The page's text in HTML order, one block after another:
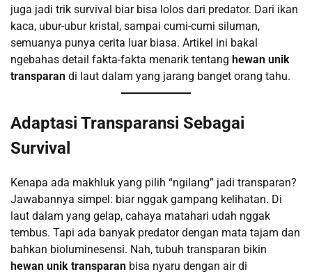
juga jadi trik survival biar bisa lolos dari predator. Dari ikan
kaca, ubur-ubur kristal, sampai cumi-cumi siluman,
semuanya punya cerita luar biasa. Artikel ini bakal
ngebahas detail fakta-fakta menarik tentang hewan unik
transparan di laut dalam yang jarang banget orang tahu.
Adaptasi Transparansi Sebagai
Survival
Kenapa ada makhluk yang pilih “ngilang” jadi transparan?
Jawabannya simpel: biar nggak gampang kelihatan. Di
laut dalam yang gelap, cahaya matahari udah nggak
tembus. Tapi ada banyak predator dengan mata tajam dan
bahkan bioluminesensi. Nah, tubuh transparan bikin
hewan unik transparan bisa nyaru dengan air di